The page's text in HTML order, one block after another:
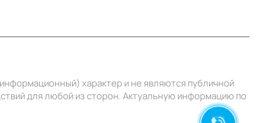
характер и не являются публичной
для любой из сторон. Актуальную информацию по